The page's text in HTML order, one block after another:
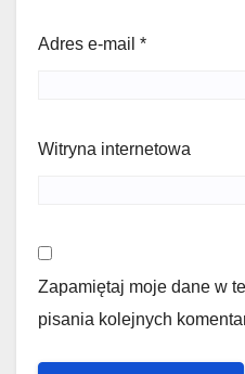
Adres e-mail *
Witryna internetowa
Zapamiętaj moje dane w
pisania kolejnych